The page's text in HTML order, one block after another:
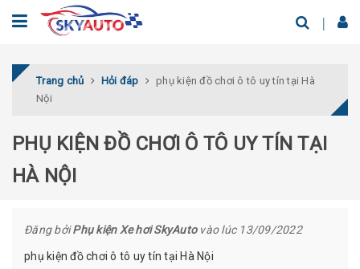
Trang chủ Hỏi đáp
phụ kiện đồ chơi ô tô uy tín tại Hà
Nội
PHỤ KIỆN ĐỒ CHƠI Ô TÔ UY TÍN TẠI
HÀ NỘI
Đăng bởiPhụ kiện Xe hơi SkyAutovào lúc 13/09/2022
phụ kiện đồ chơi ô tô uy tín tại Hà Nội